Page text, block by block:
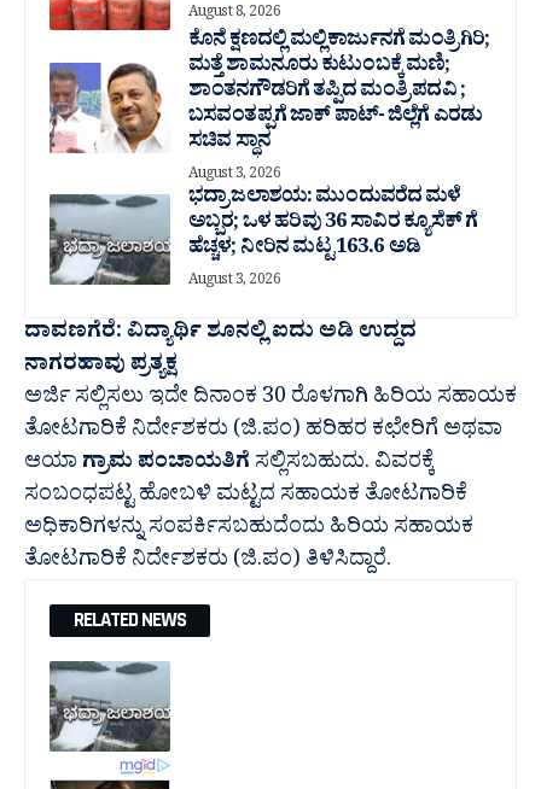
August 8, 2026
ಕೊನೆ ಕ್ಷಣದಲ್ಲಿ ಮಲ್ಲಿಕಾರ್ಜುನಗೆ ಮಂತ್ರಿಗಿರಿ;
ಮತ್ತೆ ಶಾಮನೂರು ಕುಟುಂಬಕ್ಕೆ ಮಣಿ;
ಶಾಂತನಗೌಡರಿಗೆ ತಪ್ಪಿದ ಮಂತ್ರಿ ಪದವಿ ;
ಬಸವಂತಪ್ಪಗೆ ಜಾಕ್ ಪಾಟ್- ಜಿಲ್ಲೆಗೆ ಎರಡು
ಸಚಿವ ಸ್ಥಾನ
August 3, 2026
ಭದ್ರಾ ಜಲಾಶಯ: ಮುಂದುವರೆದ ಮಳೆ
ಅಬ್ಬರ; ಒಳ ಹರಿವು 36 ಸಾವಿರ‌ ಕ್ಯೂಸೆಕ್ ಗೆ
ಹೆಚ್ಚಳ; ನೀರಿನ ಮಟ್ಟ 163.6 ಅಡಿ
August 3, 2026
ದಾವಣಗೆರೆ: ವಿದ್ಯಾರ್ಥಿ ಶೂನಲ್ಲಿ ಐದು ಅಡಿ ಉದ್ದದ
ನಾಗರಹಾವು ಪ್ರತ್ಯಕ್ಷ
ಅರ್ಜಿ ಸಲ್ಲಿಸಲು ಇದೇ ದಿನಾಂಕ 30 ರೊಳಗಾಗಿ ಹಿರಿಯ ಸಹಾಯಕ
ತೋಟಗಾರಿಕೆ ನಿರ್ದೇಶಕರು (ಜಿ.ಪಂ) ಹರಿಹರ ಕಛೇರಿಗೆ ಅಥವಾ
ಆಯಾ ಗ್ರಾಮ ಪಂಚಾಯತಿಗೆ ಸಲ್ಲಿಸಬಹುದು. ವಿವರಕ್ಕೆ
ಸಂಬಂಧಪಟ್ಟ ಹೋಬಳಿ ಮಟ್ಟದ ಸಹಾಯಕ ತೋಟಗಾರಿಕೆ
ಅಧಿಕಾರಿಗಳನ್ನು ಸಂಪರ್ಕಿಸಬಹುದೆಂದು ಹಿರಿಯ ಸಹಾಯಕ
ತೋಟಗಾರಿಕೆ ನಿರ್ದೇಶಕರು (ಜಿ.ಪಂ) ತಿಳಿಸಿದ್ದಾರೆ.
RELATED NEWS